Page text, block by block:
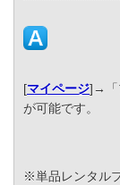
[マイページ]→「
が可能です。
※単品レンタル